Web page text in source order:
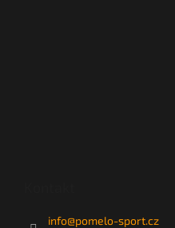
info@pomelo-sport.cz